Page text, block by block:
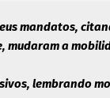
mandatos,
mudaram a
lembrando